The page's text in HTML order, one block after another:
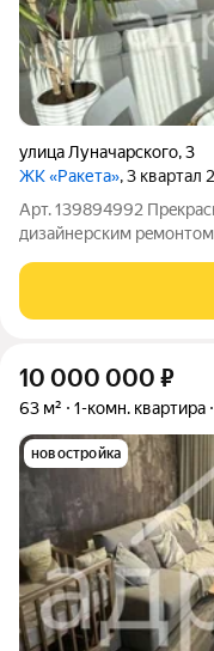
улица Луначарского,3
ЖК «Ракета», 3 квартал
Арт. 139894992
дизaйнерским
Cоюз и музей Caмapа
шумоизоляцией,
10 000 000 ₽
63 м² 1-комн. квартира
новостройка